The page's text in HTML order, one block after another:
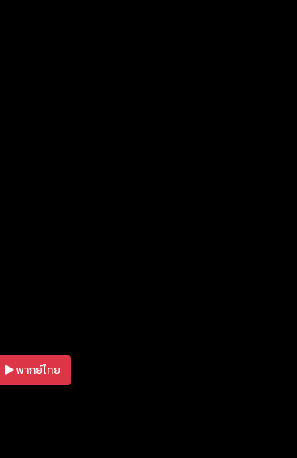
พากย์ไทย